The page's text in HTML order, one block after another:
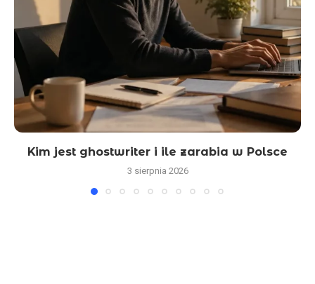
Kim jest ghostwriter i ile zarabia w Polsce
3 sierpnia 2026